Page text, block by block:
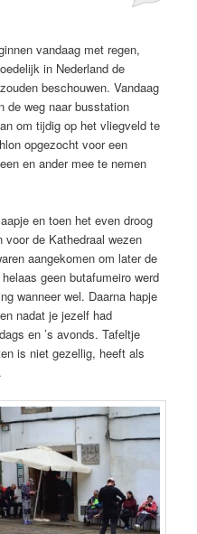
vandaag met regen,
in Nederland de
beschouwen. Vandaag
de weg naar busstation
om tijdig op het vliegveld te
opgezocht voor een
en ander mee te nemen
en toen het even droog
de Kathedraal wezen
aangekomen om later de
geen butafumeiro werd
wanneer wel. Daarna hapje
nadat je jezelf had
en ’s avonds. Tafeltje
is niet gezellig, heeft als